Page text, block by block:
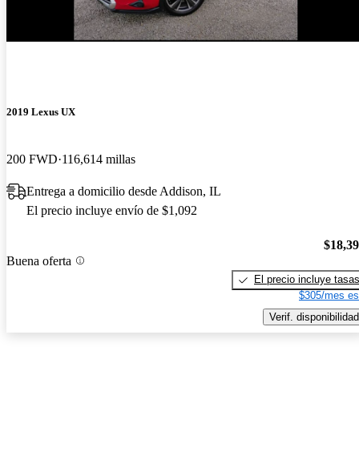
2019 Lexus UX
200 FWD 116,614 millas
Entrega a domicilio desde Addison, IL
El precio incluye envío de $1,092
Buena oferta
El precio incluye tasas
$305/mes
Verif. disponibilidad